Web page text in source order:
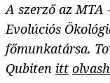
A szerző az MTA
Evolúciós
főmunkatársa.
Qubiten itt